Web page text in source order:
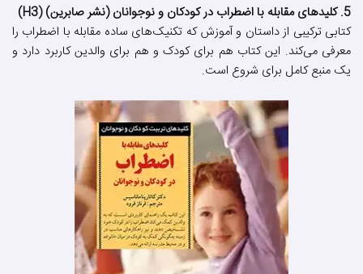
5. کلیدهای مقابله با اضطراب در کودکان و نوجوانان (نشر صابرین) (H3)
کتابی ترکیبی از داستان و آموزش که تکنیک‌های ساده مقابله با اضطراب را
معرفی می‌کند. این کتاب هم برای کودک و هم برای والدین کاربرد دارد و
یک منبع کامل برای شروع است.